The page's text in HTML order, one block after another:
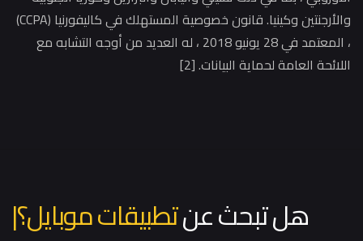
والأرجنتين وكينيا. قانون خصوصية المستهلك في كاليفورنيا (CCPA)
، المعتمد في 28 يونيو 2018 ، له العديد من أوجه التشابه مع
العامة لحماية البيانات. [2]
هل تبحث عنتطبيقات موبايل؟|